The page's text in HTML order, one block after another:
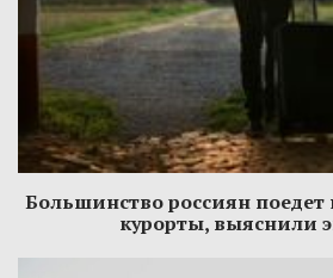
Большинство россиян поедет
курорты, выяснили